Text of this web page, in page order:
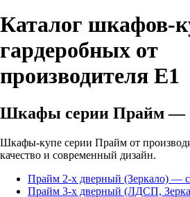
Каталог шкафов-
гардеробных от
производителя Е1
Шкафы серии Прайм—
Шкафы-купе серии Прайм от
качество и современный дизайн.
Прайм 2-х дверный (Зеркало) —
Прайм 3-х дверный (ЛДСП,